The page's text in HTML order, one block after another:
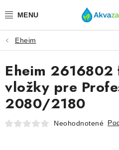
na
TECHNIKA
HNOJIVÁ
VODA
PRÍSLUŠENSTVO
Eheim
Eheim
vložky pre
2080/2180
Neohodnotené